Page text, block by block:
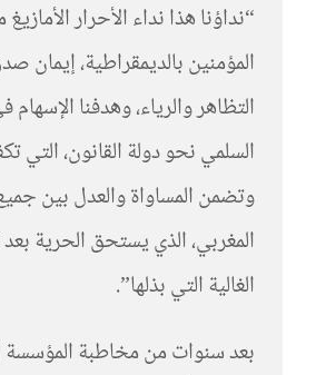
“نداؤنا هذا نداء الأحرار
المؤمنين بالديمقراطية، إيمان
التظاهر والرياء، وهدفنا الإسهام
السلمي نحو دولة القانون، التي
وتضمن المساواة والعدل بين
المغربي، الذي يستحق الحرية
الغالية التي بذلها”.
بعد سنوات من مخاطبة المؤسسة